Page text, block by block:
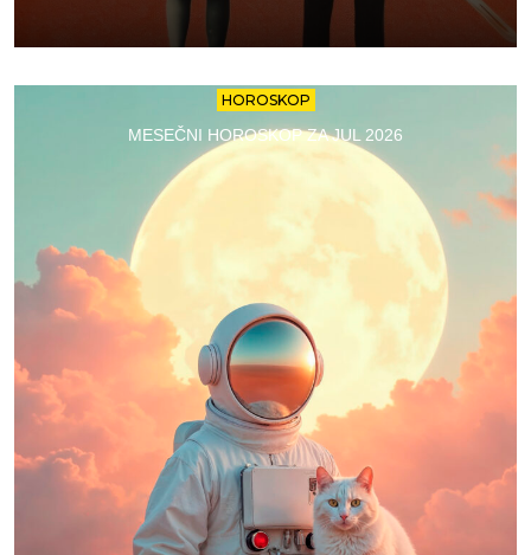
HOROSKOP
MESEČNI HOROSKOP ZA JUL 2026